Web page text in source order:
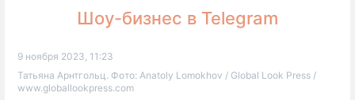
Шоу-бизнес в Telegram
9 ноября 2023, 11:23
Татьяна Арнтгольц. Фото: Anatoly Lomokhov / Global Look Press /
www.globallookpress.com